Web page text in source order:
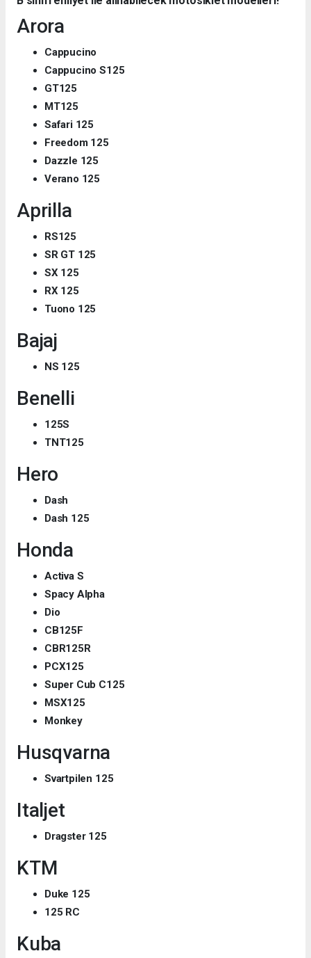
Arora
Cappucino
Cappucino S125
GT125
MT125
Safari 125
Freedom 125
Dazzle 125
Verano 125
Aprilla
RS125
SR GT 125
SX 125
RX 125
Tuono 125
Bajaj
NS 125
Benelli
125S
TNT125
Hero
Dash
Dash 125
Honda
Activa S
Spacy Alpha
Dio
CB125F
CBR125R
PCX125
Super Cub C125
MSX125
Monkey
Husqvarna
Svartpilen 125
Italjet
Dragster 125
KTM
Duke 125
125 RC
Kuba